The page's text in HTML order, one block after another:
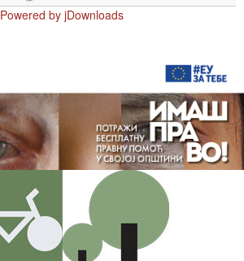
Powered by jDownloads